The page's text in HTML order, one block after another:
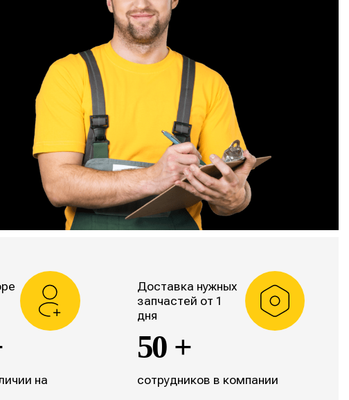
на
Доставка нужных
запчастей от 1
дня
50 +
сотрудников в компании